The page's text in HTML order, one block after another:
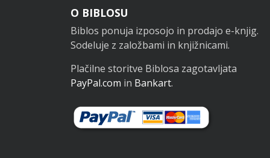
Noga
O BIBLOSU
Biblos ponuja izposojo in prodajo e-knjig.
Sodeluje z založbami in knjižnicami.
Plačilne storitve Biblosa zagotavljata
PayPal.com in Bankart.